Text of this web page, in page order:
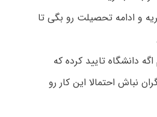
و ادامه تحصیلت رو بگی تا
دانشگاه تایید کرده که
نباش احتمالا این کار رو